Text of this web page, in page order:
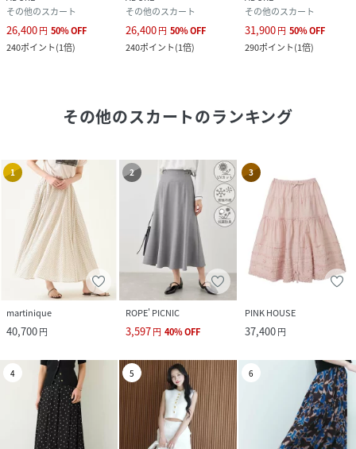
その他のスカート
26,400円 50%OFF
240ポイント(1倍)
その他のスカート
26,400円 50%OFF
240ポイント(1倍)
その他のスカート
31,900円 50%OFF
290ポイント(1倍)
その他のスカートのランキング
1
martinique
40,700円
2
ROPE' PICNIC
3,597円 40%OFF
3
PINK HOUSE
37,400円
4 5 6